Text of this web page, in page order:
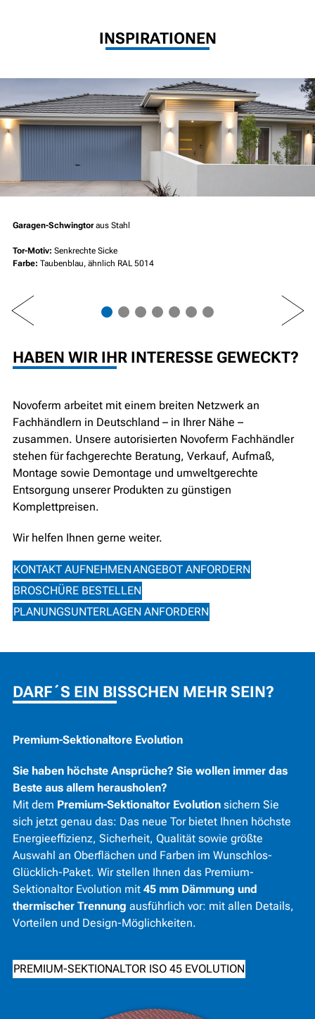
INSPIRATIONEN
Garagen-Schwingtoraus Stahl
Tor-Motiv: Senkrechte Sicke
Farbe: Taubenblau, ähnlich RAL 5014
PREV NEXT
HABEN WIR IHR INTERESSE GEWECKT?
Novoferm arbeitet mit einem breiten Netzwerk an
Fachhändlern in Deutschland – in Ihrer Nähe –
zusammen. Unsere autorisierten Novoferm Fachhändler
stehen für fachgerechte Beratung, Verkauf, Aufmaß,
Montage sowie Demontage und umweltgerechte
Entsorgung unserer Produkten zu günstigen
Komplettpreisen.
Wir helfen Ihnen gerne weiter.
KONTAKT AUFNEHMENANGEBOT ANFORDERN
BROSCHÜRE BESTELLEN
PLANUNGSUNTERLAGEN ANFORDERN
DARF´S EIN BISSCHEN MEHR SEIN?
Premium-Sektionaltore Evolution
Sie haben höchste Ansprüche? Sie wollen immer das
Beste aus allem herausholen?
Mit dem Premium-Sektionaltor Evolution sichern Sie
sich jetzt genau das: Das neue Tor bietet Ihnen höchste
Energieeffizienz, Sicherheit, Qualität sowie größte
Auswahl an Oberflächen und Farben im Wunschlos-
Glücklich-Paket. Wir stellen Ihnen das Premium-
Sektionaltor Evolution mit 45 mm Dämmung und
thermischer Trennung ausführlich vor: mit allen Details,
Vorteilen und Design-Möglichkeiten.
PREMIUM-SEKTIONALTOR ISO 45 EVOLUTION